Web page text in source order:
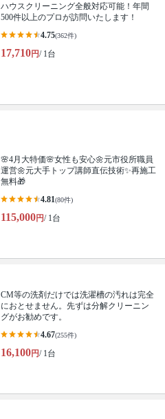
ハウスクリーニング全般対応可能！年間
500件以上のプロが訪問いたします！
4.75(362件)
17,710円/ 1台
🌸4月大特価🌸女性も安心🌼元市役所職員
運営🌼元大手トップ講師直伝技術✨再施工
無料🎁
4.81(80件)
115,000円/ 1台
CM等の洗剤だけでは洗濯槽の汚れは完全
におとせません。先ずは分解クリーニン
グがお勧めです。
4.67(255件)
16,100円/ 1台